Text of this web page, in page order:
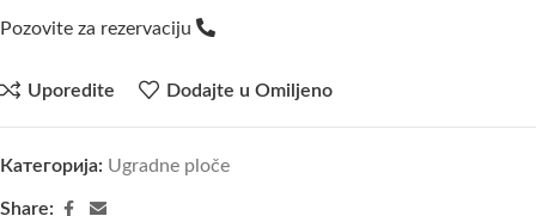
Pozovite za rezervaciju
Uporedite Dodajte u Omiljeno
Категорија: Ugradne ploče
Share: